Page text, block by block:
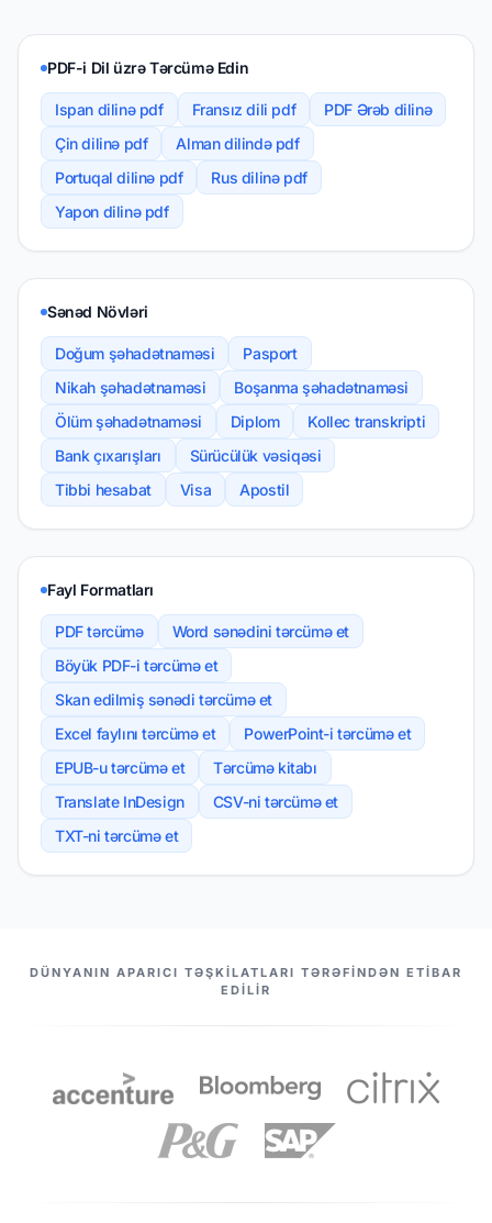
PDF-i Dil üzrə Tərcümə Edin
Ispan dilinə pdf Fransız dili pdf
PDF Ərəb dilinə
Çin dilinə pdf
Alman dilində pdf
Portuqal dilinə pdf
Rus dilinə pdf
Yapon dilinə pdf
Sənəd Növləri
Doğum şəhadətnaməsi
Pasport
Nikah şəhadətnaməsi
Boşanma şəhadətnaməsi
Ölüm şəhadətnaməsi
Diplom
Kollec transkripti
Bank çıxarışları
Sürücülük vəsiqəsi
Tibbi hesabat
Visa Apostil
Fayl Formatları
PDF tərcümə
Word sənədini tərcümə et
Böyük PDF-i tərcümə et
Skan edilmiş sənədi tərcümə et
Excel faylını tərcümə et
PowerPoint-i tərcümə et
EPUB-u tərcümə et
Tərcümə kitabı
Translate InDesign
CSV-ni tərcümə et
TXT-ni tərcümə et
TƏRƏFDAŞLARIMIZ
DÜNYANIN APARICI TƏŞKILATLARI TƏRƏFINDƏN ETIBAR
EDILIR